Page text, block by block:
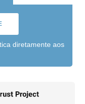
diretamente aos